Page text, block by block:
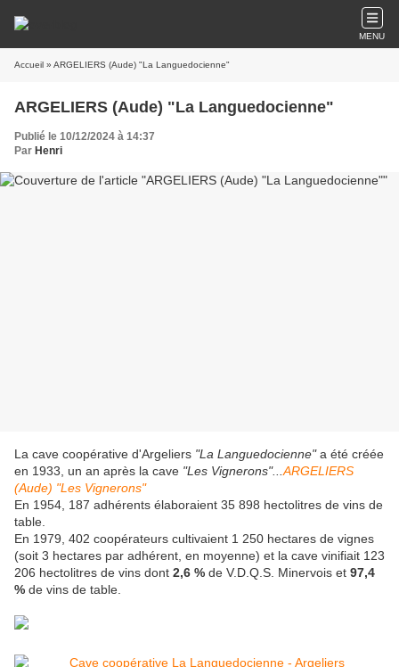
MENU
Accueil » ARGELIERS (Aude) "La Languedocienne"
ARGELIERS (Aude) "La Languedocienne"
Publié le 10/12/2024 à 14:37
Par Henri
La cave coopérative d'Argeliers "La Languedocienne"a été créée
en 1933, un an après la cave "Les Vignerons"... ARGELIERS
(Aude) "Les Vignerons"
En 1954, 187 adhérents élaboraient 35 898 hectolitres de vins de
table.
En 1979, 402 coopérateurs cultivaient 1 250 hectares de vignes
(soit 3 hectares par adhérent, en moyenne) et la cave vinifiait 123
206 hectolitres de vins dont 2,6 % de V.D.Q.S. Minervois et 97,4
% de vins de table.